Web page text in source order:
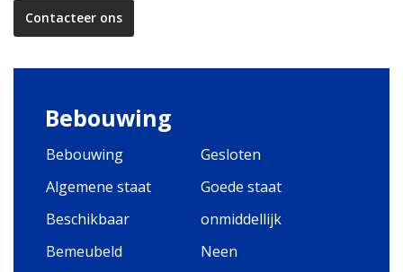
Contacteer ons
Bebouwing
Bebouwing
Gesloten
Algemene staat
Goede staat
Beschikbaar
onmiddellijk
Bemeubeld
Neen